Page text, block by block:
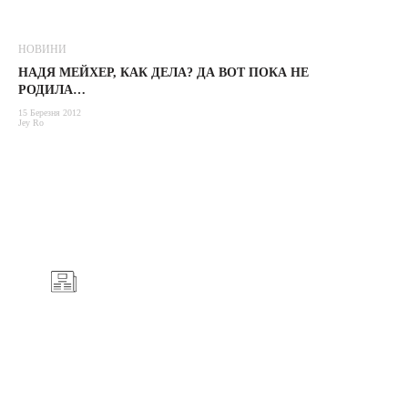
НОВИНИ
НАДЯ МЕЙХЕР, КАК ДЕЛА? ДА ВОТ ПОКА НЕ
РОДИЛА…
15 Березня 2012
Jey Ro